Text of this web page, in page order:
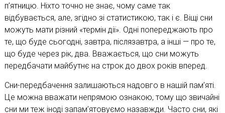
п’ятницю. Ніхто точно не знає, чому саме так
відбувається, але, згідно зі статистикою, так і є. Віщі сни
можуть мати різний «термін дії». Одні попереджають про
те, що буде сьогодні, завтра, післязавтра, а інші — про те,
що буде через рік, два. Вважається, що сни можуть
передбачати майбутнє на строк до двох років вперед.
Сни-передбачення залишаються надовго в нашій пам’яті.
Це можна вважати непрямою ознакою, тому що звичайні
сни ми теж іноді запам’ятовуємо назавжди. Часто сни, які